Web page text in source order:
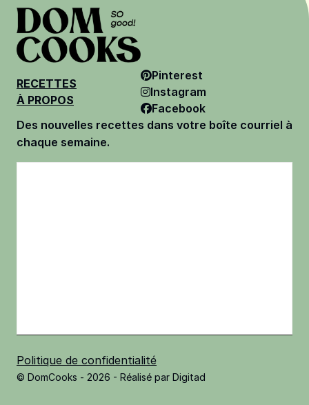
RECETTES
À PROPOS
Pinterest
Instagram
Facebook
Des nouvelles recettes dans votre boîte courriel à
chaque semaine.
© DomCooks - 2026 - Réalisé par Digitad
Politique de confidentialité